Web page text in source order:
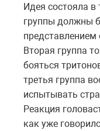
Идея состояла в
группы должны
представлением
Вторая группа
бояться
третья группа
испытывать
Реакция
как уже